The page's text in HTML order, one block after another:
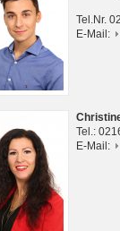
Tel.Nr.
E-Mail:
Tel.:
E-Mail: